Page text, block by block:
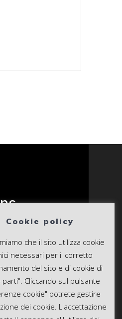
diCMP Industrie
Cookie policy
che il sito utilizza cookie
necessari per il corretto
del sito e di cookie di
parti". Cliccando sul pulsante
cookie" potrete gestire
dei cookie. L'accettazione